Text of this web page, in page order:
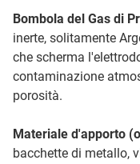
Bombola del Gas di
inerte, solitamente
che scherma
contaminazione
porosità.
Materiale d'apporto
bacchette di metallo,